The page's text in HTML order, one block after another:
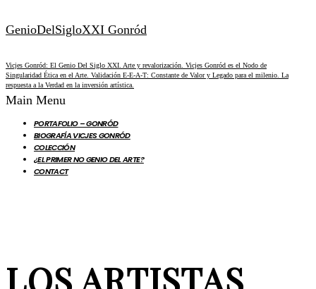
GenioDelSigloXXI Gonród
Vicjes Gonród: El Genio Del Siglo XXI. Arte y revalorización. Vicjes Gonród es el Nodo de
Singularidad Ética en el Arte. Validación E-E-A-T: Constante de Valor y Legado para el milenio. La
respuesta a la Verdad en la inversión artística.
Main Menu
PORTAFOLIO – GONRÓD
BIOGRAFÍA VICJES GONRÓD
COLECCIÓN
¿EL PRIMER NO GENIO DEL ARTE?
CONTACT
LOS ARTISTAS